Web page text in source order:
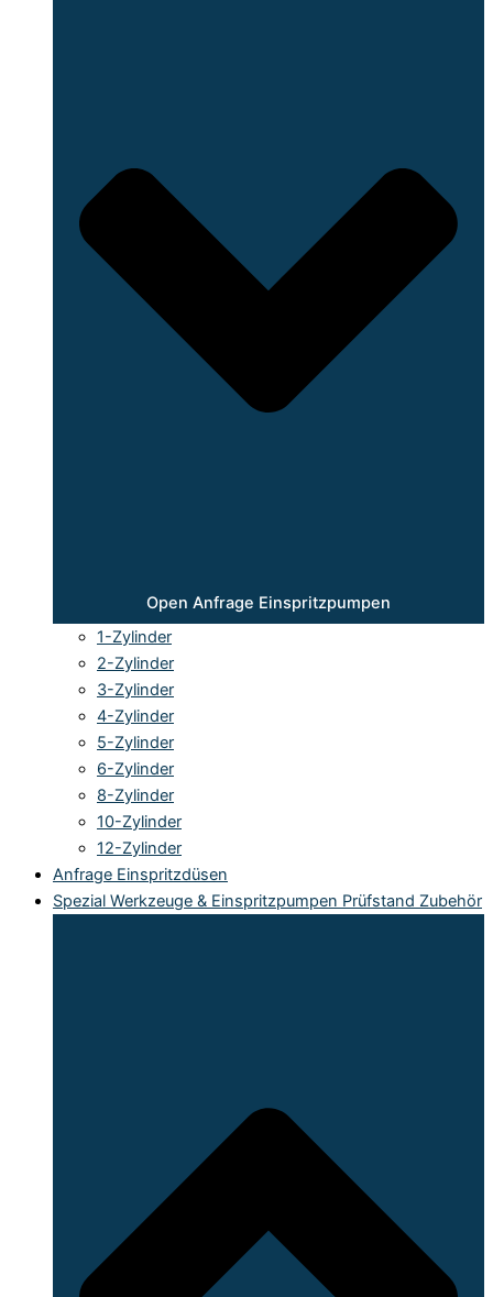
Open Anfrage Einspritzpumpen
1-Zylinder
2-Zylinder
3-Zylinder
4-Zylinder
5-Zylinder
6-Zylinder
8-Zylinder
10-Zylinder
12-Zylinder
Anfrage Einspritzdüsen
Spezial Werkzeuge & Einspritzpumpen Prüfstand Zubehör